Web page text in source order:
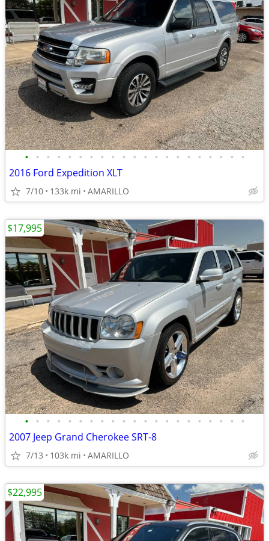
• • • • • • • • • • • • • • • • • • • • •
2016 Ford Expedition XLT
7/10 133k mi AMARILLO
• • • • • • • • • • • • • • • • • • • • •
2007 Jeep Grand Cherokee SRT-8
7/13 103k mi AMARILLO
$17,995
$22,995